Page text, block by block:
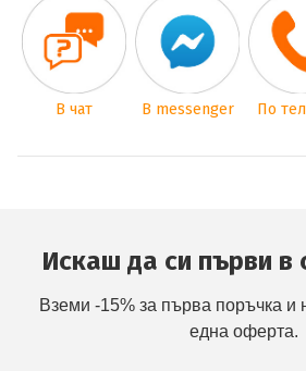
В чат В messenger По
Искаш да си първи в
Вземи -15% за първа поръчка и
една оферта.